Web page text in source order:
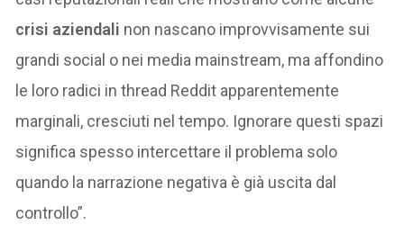
crisi aziendali non nascano improvvisamente sui
grandi social o nei media mainstream, ma affondino
le loro radici in thread Reddit apparentemente
marginali, cresciuti nel tempo. Ignorare questi spazi
significa spesso intercettare il problema solo
quando la narrazione negativa è già uscita dal
controllo”.